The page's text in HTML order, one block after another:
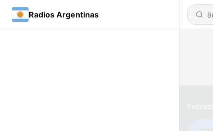
Radios Argentinas